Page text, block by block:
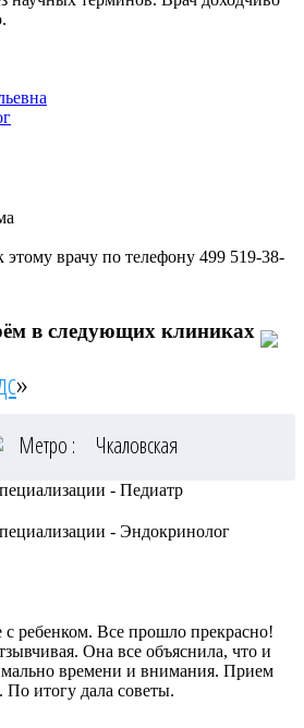
этому врачу по телефону 499 519-38-
в следующих клиниках
»
Метро : Чкаловская
- Педиатр
- Эндокринолог
ребенком. Все прошло прекрасно!
Она все объяснила, что и
времени и внимания. Прием
итогу дала советы.